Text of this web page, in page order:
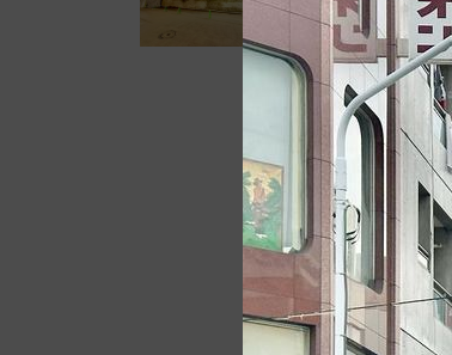
舗が撤去されて...